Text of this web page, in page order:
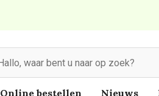
Online bestellen Nieuws